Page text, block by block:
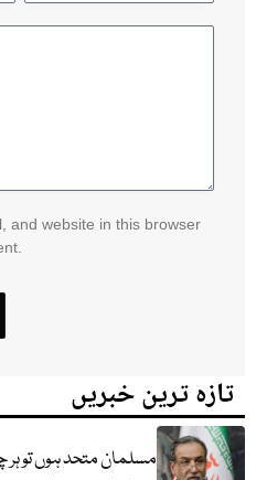
and website in this browser
تازہ ترین خبریں
مسلمان متحد ہوں تو ہر